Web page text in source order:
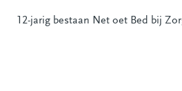
12-jarig bestaan Net oet Bed bij